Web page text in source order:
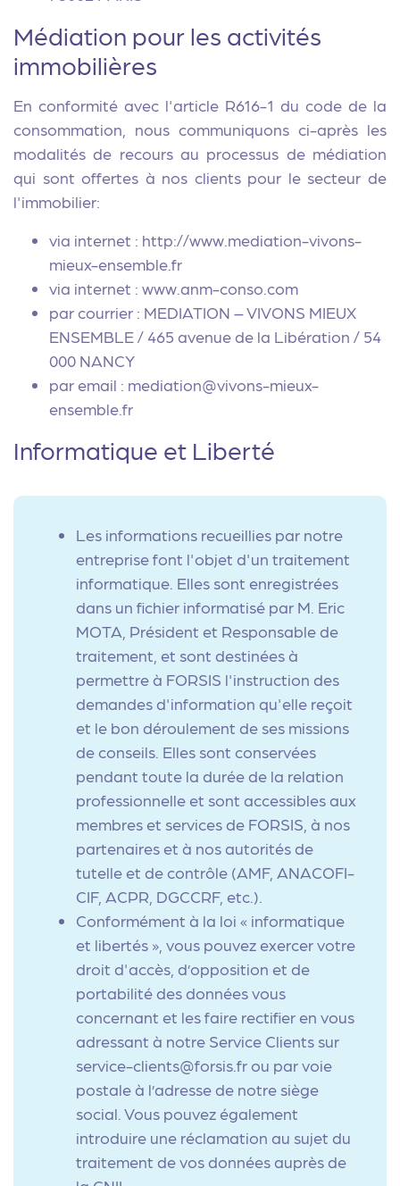
Médiation pour les activités
immobilières
En conformité avec l'article R616-1 du code de la
consommation, nous communiquons ci-après les
modalités de recours au processus de médiation
qui sont offertes à nos clients pour le secteur de
l'immobilier:
via internet : http://www.mediation-vivons-
mieux-ensemble.fr
via internet : www.anm-conso.com
par courrier : MEDIATION – VIVONS MIEUX
ENSEMBLE / 465 avenue de la Libération / 54
000 NANCY
par email : mediation@vivons-mieux-
ensemble.fr
Informatique et Liberté
Les informations recueillies par notre
entreprise font l'objet d'un traitement
informatique. Elles sont enregistrées
dans un fichier informatisé par M. Eric
MOTA, Président et Responsable de
traitement, et sont destinées à
permettre à FORSIS l'instruction des
demandes d'information qu'elle reçoit
et le bon déroulement de ses missions
de conseils. Elles sont conservées
pendant toute la durée de la relation
professionnelle et sont accessibles aux
membres et services de FORSIS, à nos
partenaires et à nos autorités de
tutelle et de contrôle (AMF, ANACOFI-
CIF, ACPR, DGCCRF, etc.).
Conformément à la loi « informatique
et libertés », vous pouvez exercer votre
droit d'accès, d’opposition et de
portabilité des données vous
concernant et les faire rectifier en vous
adressant à notre Service Clients sur
service-clients@forsis.fr ou par voie
postale à l’adresse de notre siège
social. Vous pouvez également
introduire une réclamation au sujet du
traitement de vos données auprès de